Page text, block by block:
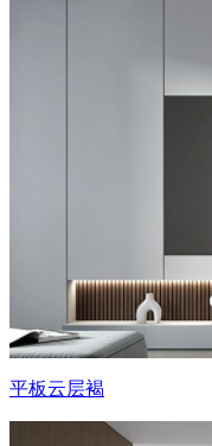
平板云层褐